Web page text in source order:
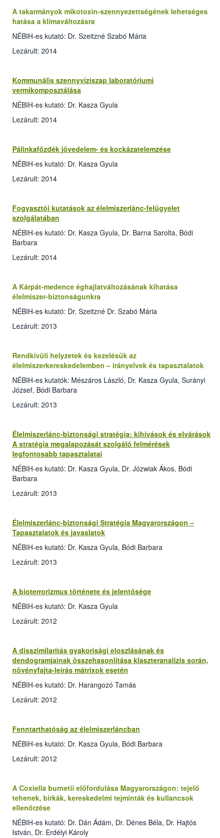
A takarmányok mikotoxin-szennyezettségének lehetséges
hatása a klímaváltozásra
NÉBIH-es kutató: Dr. Szeitzné Szabó Mária
Lezárult: 2014
Kommunális szennyvíziszap laboratóriumi
vermikomposztálása
NÉBIH-es kutató: Dr. Kasza Gyula
Lezárult: 2014
Pálinkafőzdék jövedelem- és kockázatelemzése
NÉBIH-es kutató: Dr. Kasza Gyula
Lezárult: 2014
Fogyasztói kutatások az élelmiszerlánc-felügyelet
szolgálatában
NÉBIH-es kutató: Dr. Kasza Gyula, Dr. Barna Sarolta, Bódi
Barbara
Lezárult: 2014
A Kárpát-medence éghajlatváltozásának kihatása
élelmiszer-biztonságunkra
NÉBIH-es kutató: Dr. Szeitzné Dr. Szabó Mária
Lezárult: 2013
Rendkívüli helyzetek és kezelésük az
élelmiszerkereskedelemben – irányelvek és tapasztalatok
NÉBIH-es kutatók: Mészáros László, Dr. Kasza Gyula, Surányi
József, Bódi Barbara
Lezárult: 2013
Élelmiszerlánc-biztonsági stratégia: kihívások és elvárások
A stratégia megalapozását szolgáló felmérések
legfontosabb tapasztalatai
NÉBIH-es kutató: Dr. Kasza Gyula, Dr. Józwiak Ákos, Bódi
Barbara
Lezárult: 2013
Élelmiszerlánc-biztonsági Stratégia Magyarországon –
Tapasztalatok és javaslatok
NÉBIH-es kutató: Dr. Kasza Gyula, Bódi Barbara
Lezárult: 2013
A bioterrorizmus története és jelentősége
NÉBIH-es kutató: Dr. Kasza Gyula
Lezárult: 2012
A disszimilaritás gyakorisági eloszlásának és
dendogramjainak összehasonlítása klaszteranalízis során,
növényfajta-leírás mátrixok esetén
NÉBIH-es kutató: Dr. Harangozó Tamás
Lezárult: 2012
Fenntarthatóság az élelmiszerláncban
NÉBIH-es kutató: Dr. Kasza Gyula, Bódi Barbara
Lezárult: 2012
A Coxiella burnetii előfordulása Magyarországon: tejelő
tehenek, birkák, kereskedelmi tejminták és kullancsok
ellenőrzése
NÉBIH-es kutató: Dr. Dán Ádám, Dr. Dénes Béla, Dr. Hajtós
István, Dr. Erdélyi Károly